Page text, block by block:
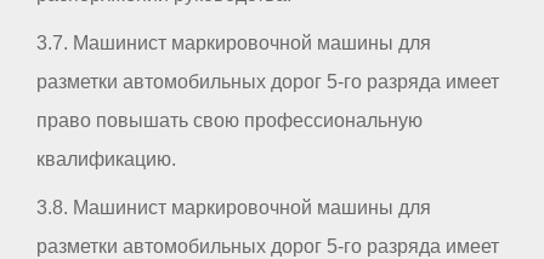
3.7. Машинист маркировочной машины для
разметки автомобильных дорог 5-го разряда имеет
право повышать свою профессиональную
квалификацию.
3.8. Машинист маркировочной машины для
разметки автомобильных дорог 5-го разряда имеет